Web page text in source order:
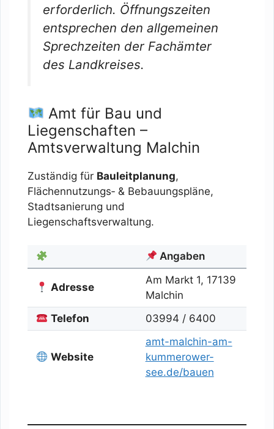
erforderlich. Öffnungszeiten
entsprechen den allgemeinen
Sprechzeiten der Fachämter
des Landkreises.
Amt für Bau und
Liegenschaften –
Amtsverwaltung Malchin
Zuständig für Bauleitplanung,
Flächennutzungs‑ & Bebauungspläne,
Stadtsanierung und
Liegenschaftsverwaltung.
Angaben
Adresse
Am Markt 1, 17139
Malchin
Telefon
03994 / 6400
Website
amt-malchin-am-
kummerower-
see.de/bauen